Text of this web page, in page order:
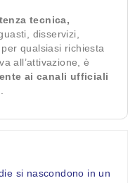
tecnica,
disservizi,
qualsiasi richiesta
all’attivazione, è
ai canali ufficiali
.
si nascondono in un